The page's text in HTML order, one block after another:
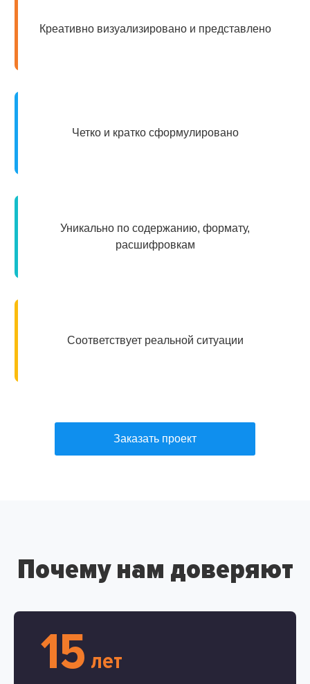
Креативно визуализировано и представлено
Четко и кратко сформулировано
Уникально по содержанию, формату,
расшифровкам
Соответствует реальной ситуации
Заказать проект
Почему нам доверяют
15 лет